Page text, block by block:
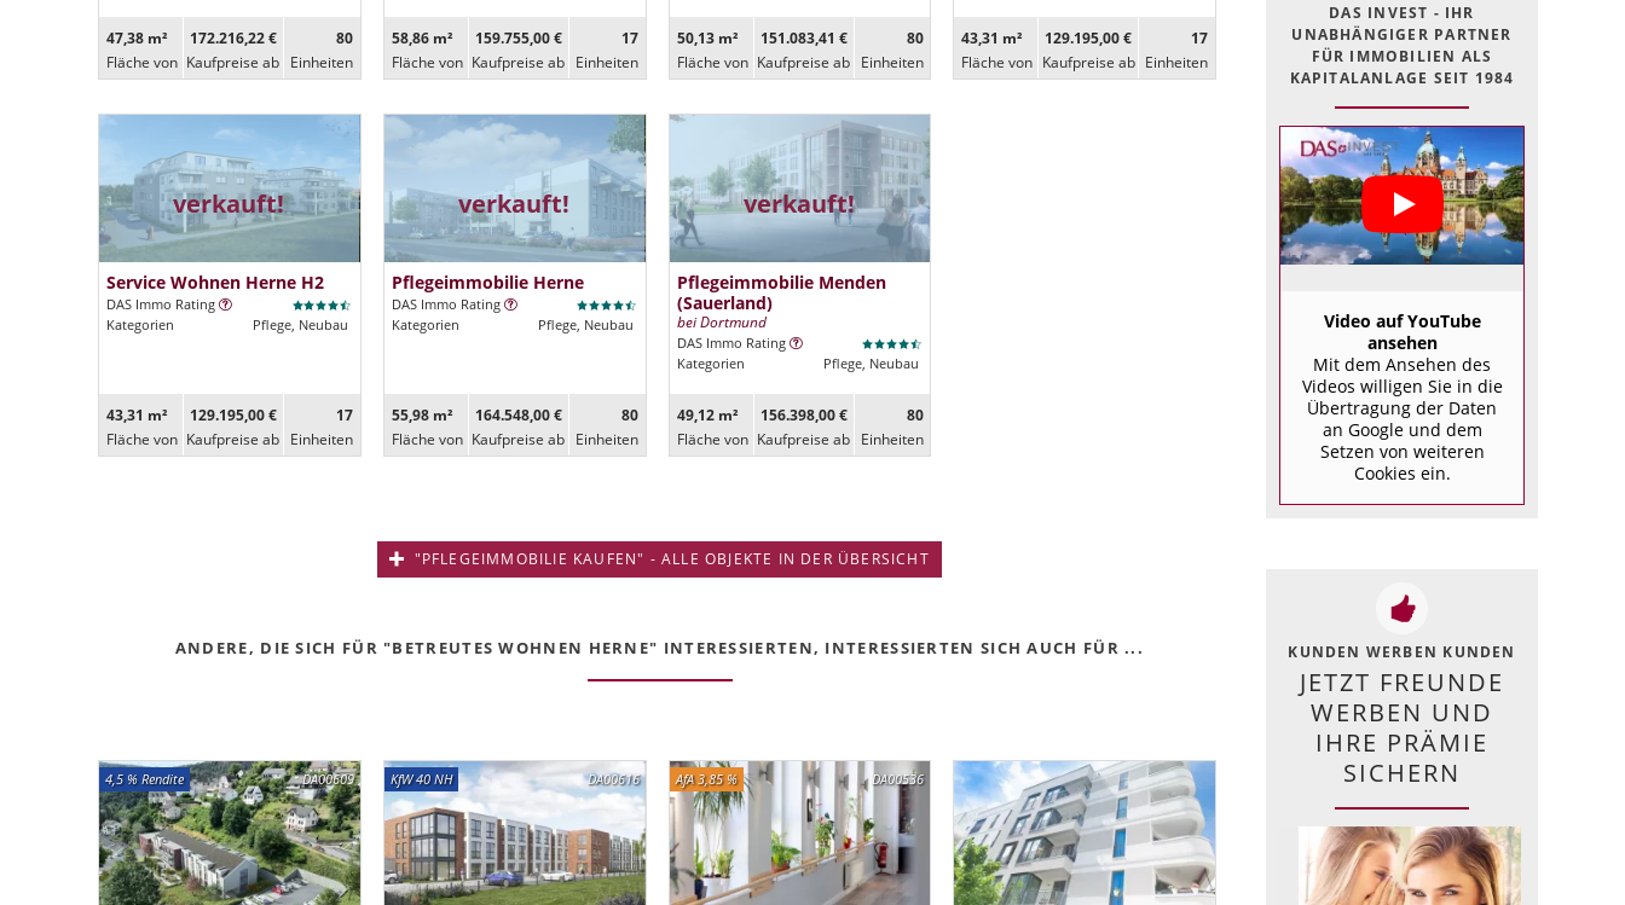
47,38 m²
Fläche von
172.216,22 €
Kaufpreise ab
80
Ein­heiten
58,86 m²
Fläche von
159.755,00 €
Kaufpreise ab
17
Ein­heiten
50,13 m²
Fläche von
151.083,41 €
Kaufpreise ab
80
Ein­heiten
43,31 m²
Fläche von
129.195,00 €
Kaufpreise ab
17
Ein­heiten
verkauft!
Service Wohnen Herne H2
DAS Immo Rating
Kategorien
Pflege, Neubau
43,31 m²
Fläche von
129.195,00 €
Kaufpreise ab
17
Ein­heiten
verkauft!
Pflegeimmobilie Herne
DAS Immo Rating
Kategorien
Pflege, Neubau
55,98 m²
Fläche von
164.548,00 €
Kaufpreise ab
80
Ein­heiten
verkauft!
Pflegeimmobilie Menden
(Sauerland)
bei Dortmund
DAS Immo Rating
Kategorien
Pflege, Neubau
49,12 m²
Fläche von
156.398,00 €
Kaufpreise ab
80
Ein­heiten
"PFLEGEIMMOBILIE KAUFEN" - ALLE OBJEKTE IN DER ÜBERSICHT
ANDERE, DIE SICH FÜR "BETREUTES WOHNEN HERNE" INTERESSIERTEN, INTERESSIERTEN SICH AUCH FÜR ...
DA00609
4,5 % Rendite DA00616
KfW 40 NH DA00536
AfA 3,85 %
DAS INVEST - IHR
UNABHÄNGIGER PARTNER
FÜR IMMOBILIEN ALS
KAPITALANLAGE SEIT 1984
Video auf YouTube
ansehen
Mit dem Ansehen des
Videos willigen Sie in die
Übertragung der Daten
an Google und dem
Setzen von weiteren
Cookies ein.
KUNDEN WERBEN KUNDEN
JETZT FREUNDE
WERBEN UND
IHRE PRÄMIE
SICHERN